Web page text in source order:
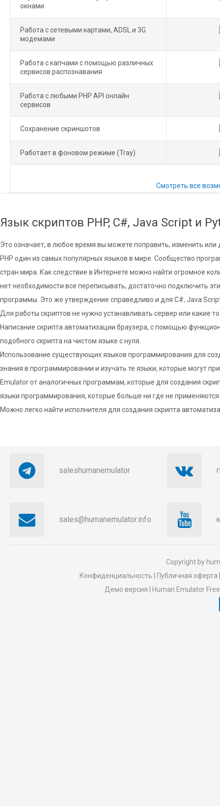
окнами
Работа с сетевыми картами, ADSL и 3G
модемами
Работа с капчами с помощью различных
сервисов распознавания
Работа с любыми PHP API онлайн
сервисов
Сохранение скриншотов
Работает в фоновом режиме (Tray)
Смотреть все
Язык скриптов PHP, C#, Java Script и
Это означает, в любое время вы можете поправить, изменить
PHP один из самых популярных языков в мире. Сообщество
стран мира. Как следствие в Интернете можно найти огромное
нет необходимости все переписывать, достаточно подключить
программы. Это же утверждение справедливо и для C#, Java
Для работы скриптов не нужно устанавливать сервер или какие
Написание скрипта автоматизации браузера, с помощью
подобного скрипта на чистом языке с нуля.
Использование существующих языков программирования для
знания в программировании и изучать те языки, которые могут
Emulator от аналогичных программам, которые для создания
языки программирования, которые больше ни где не применяются.
Можно легко найти исполнителя для создания скрипта
saleshumanemulator
sales@humanemulator.info
Copyright by
Конфиденциальность
Публичная оферта
Демо версия
Human Emulator Free